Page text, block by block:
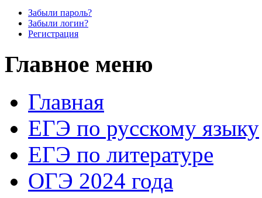
Забыли пароль?
Забыли логин?
Регистрация
Главное меню
Главная
ЕГЭ по русскому языку
ЕГЭ по литературе
ОГЭ 2024 года